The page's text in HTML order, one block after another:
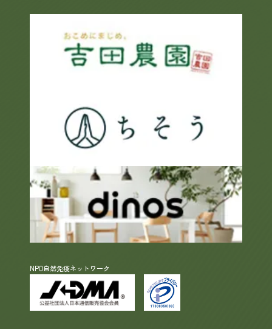
NPO自然免疫ネットワーク